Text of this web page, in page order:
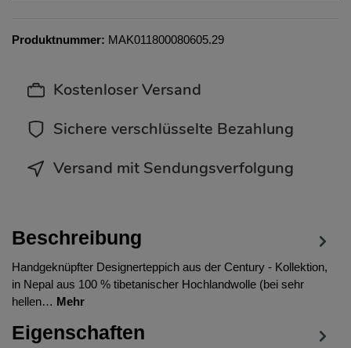
Produktnummer: MAK011800080605.29
Kostenloser Versand
Sichere verschlüsselte Bezahlung
Versand mit Sendungsverfolgung
Beschreibung
Handgeknüpfter Designerteppich aus der Century - Kollektion,
in Nepal aus 100 % tibetanischer Hochlandwolle (bei sehr
hellen… Mehr
Eigenschaften